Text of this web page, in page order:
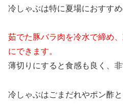
冷しゃぶは特に夏場におすすめ
茹でた豚バラ肉を冷水で締め
にできます。
薄切りにすると食感も良く、
冷しゃぶはごまだれやポン酢